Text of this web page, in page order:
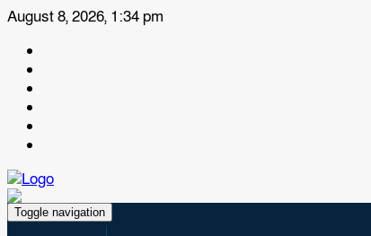
August 8, 2026, 1:34 pm
Toggle navigation